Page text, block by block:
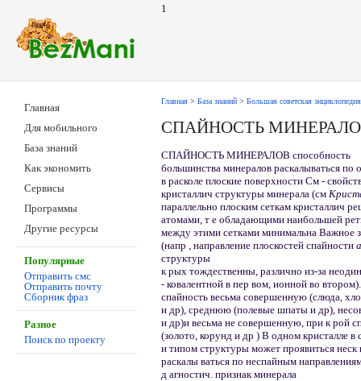
1
Главная
Для мобильного
База знаний
Как экономить
Сервисы
Программы
Другие ресурсы
Популярные
Отправить смс
Отправить почту
Сборник фраз
Разное
Поиск по проекту
Главная > База знаний > Большая советская энциклопедия
СПАЙНОСТЬ
СПАЙНОСТЬ МИНЕРАЛОВ способность
большинства минералов раскалываться по
в расколе плоские поверхности См -
кристаллич структуры минерала (см
параллельно плоским сеткам кристаллич
атомами, т е обладающими наибольшей
между этими сетками минимальна Важное
(напр , направление плоскостей спайности
структуры
к рых тождественны, различно из-за
- ковалентной в пер вом, ионной во
спайность весьма совершенную (слюда,
и др), среднюю (полевые шпаты и др),
и др)и весьма не совершенную, при к рой
(золото, корунд и др ) В одном кристалле в
и типом структуры может проявиться
раскалы ваться по неспайным
д агностич. признак минерала